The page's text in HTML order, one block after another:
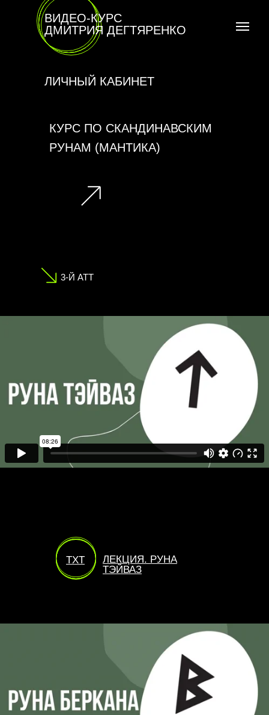
ВИДЕО-КУРС
ДМИТРИЯ ДЕГТЯРЕНКО
КУРС ПО СКАНДИНАВСКИМ
РУНАМ (МАНТИКА)
ЛИЧНЫЙ КАБИНЕТ
3-Й АТТ
TXT
ЛЕКЦИЯ. РУНА
ТЭЙВАЗ